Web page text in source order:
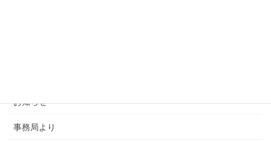
お知らせ
事務局より